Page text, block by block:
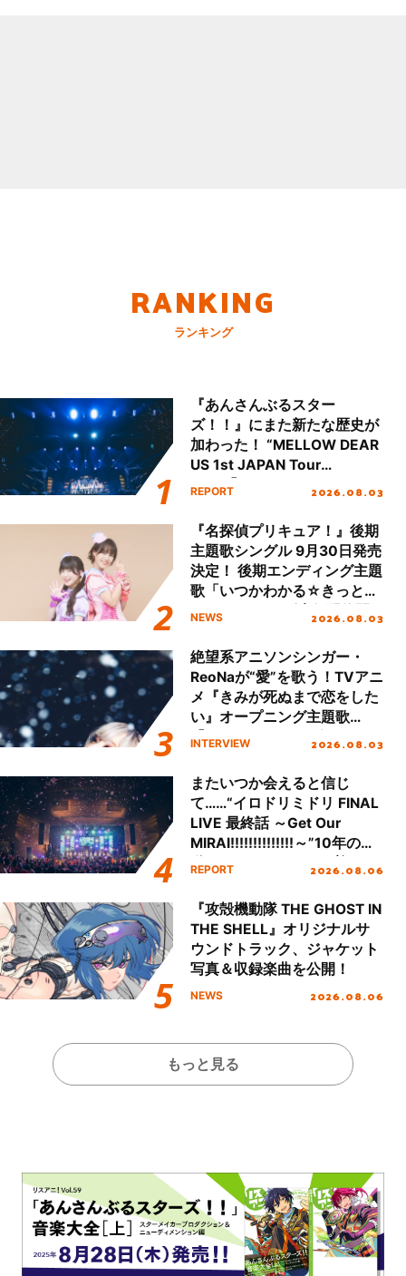
RANKING
ランキング
『あんさんぶるスター
ズ！！』にまた新たな歴史が
加わった！ “MELLOW DEAR
US 1st JAPAN Tour
Final「NICE to meet YOU
ート!!
REPORT 2026.08.03
『名探偵プリキュア！』後期
主題歌シングル 9月30日発売
決定！ 後期エンディング主題
歌「いつかわかる☆きっとあ
える」TVサイズ先行配信開
NEWS 2026.08.03
絶望系アニソンシンガー・
ReoNaが“愛”を歌う！TVアニ
メ『きみが死ぬまで恋をした
い』オープニング主題歌
「Amore」インタビュー
INTERVIEW 2026.08.03
またいつか会えると信じ
て……“イロドリミドリ FINAL
LIVE 最終話 ～Get Our
MIRAI!!!!!!!!!!!!!!～”10年の活
動を経てファイナルを迎える
REPORT 2026.08.06
『攻殻機動隊 THE GHOST IN
THE SHELL』オリジナルサ
ウンドトラック、ジャケット
写真＆収録楽曲を公開！
NEWS 2026.08.06
もっと見る